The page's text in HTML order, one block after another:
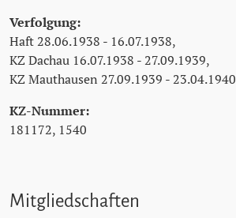
Verfolgung:
Haft 28.06.1938 - 16.07.1938,
KZ Dachau 16.07.1938 - 27.09.1939,
KZ Mauthausen 27.09.1939 - 23.04.1940
KZ-Nummer:
181172, 1540
Mitgliedschaften